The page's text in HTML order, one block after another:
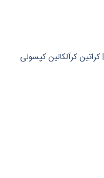
OLIMP Kre alkalyn – 2500 mg – 120 caps | کراتین کرآلکالین کپسولی